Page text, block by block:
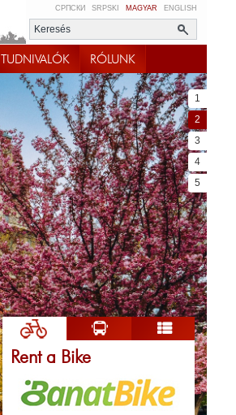
СРПСКИ SRPSKI MAGYAR ENGLISH
TUDNIVALÓK RÓLUNK
1
2
3
4
5
Rent a Bike